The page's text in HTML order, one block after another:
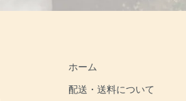
ホーム
配送・送料について